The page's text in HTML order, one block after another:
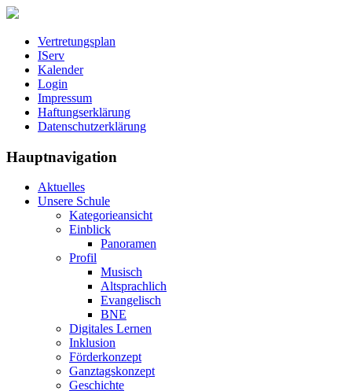
Vertretungsplan
IServ
Kalender
Login
Impressum
Haftungserklärung
Datenschutzerklärung
Hauptnavigation
Aktuelles
Unsere Schule
Kategorieansicht
Einblick
Panoramen
Profil
Musisch
Altsprachlich
Evangelisch
BNE
Digitales Lernen
Inklusion
Förderkonzept
Ganztagskonzept
Geschichte